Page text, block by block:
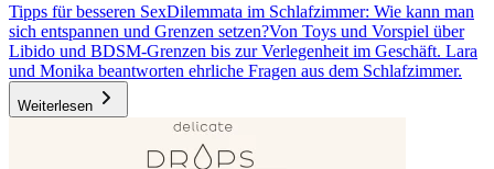
Tipps für besseren SexDilemmata im Schlafzimmer: Wie kann man
sich entspannen und Grenzen setzen?Von Toys und Vorspiel über
Libido und BDSM-Grenzen bis zur Verlegenheit im Geschäft. Lara
und Monika beantworten ehrliche Fragen aus dem Schlafzimmer.
Weiterlesen